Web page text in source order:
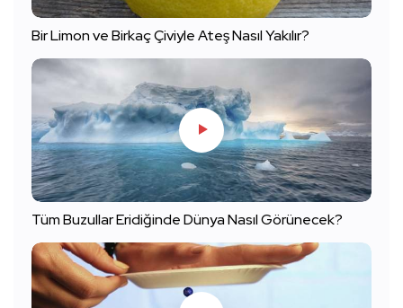
Bir Limon ve Birkaç Çiviyle Ateş Nasıl Yakılır?
Tüm Buzullar Eridiğinde Dünya Nasıl Görünecek?